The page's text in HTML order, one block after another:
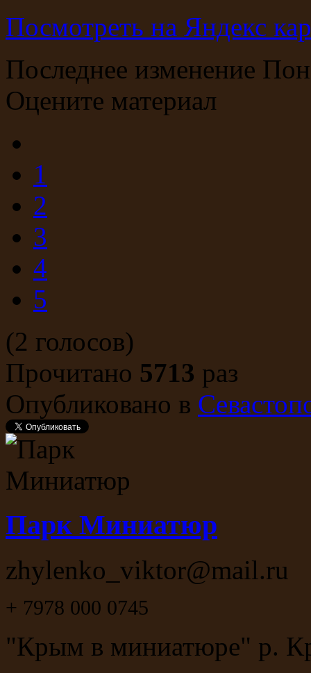
Посмотреть на Яндекс
Последнее изменение
Оцените материал
1
2
3
4
5
(2 голосов)
Прочитано 5713 раз
Опубликовано в
Парк Миниатюр
zhylenko_viktor@mail.ru
+ 7978 000 0745
"Крым в миниатюре" р.